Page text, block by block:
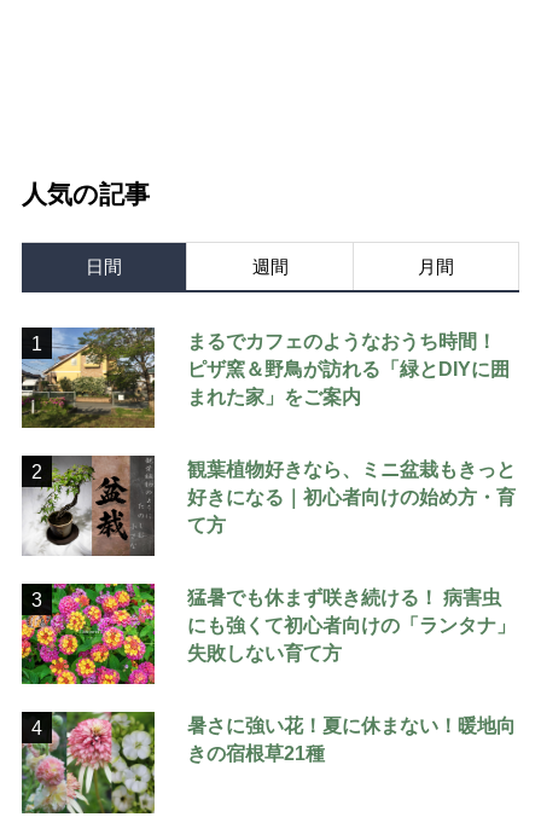
人気の記事
日間 週間 月間
1
まるでカフェのようなおうち時間！
ピザ窯＆野鳥が訪れる「緑とDIYに囲
まれた家」をご案内
2
観葉植物好きなら、ミニ盆栽もきっと
好きになる｜初心者向けの始め方・育
て方
3
猛暑でも休まず咲き続ける！ 病害虫
にも強くて初心者向けの「ランタナ」
失敗しない育て方
4
暑さに強い花！夏に休まない！暖地向
きの宿根草21種